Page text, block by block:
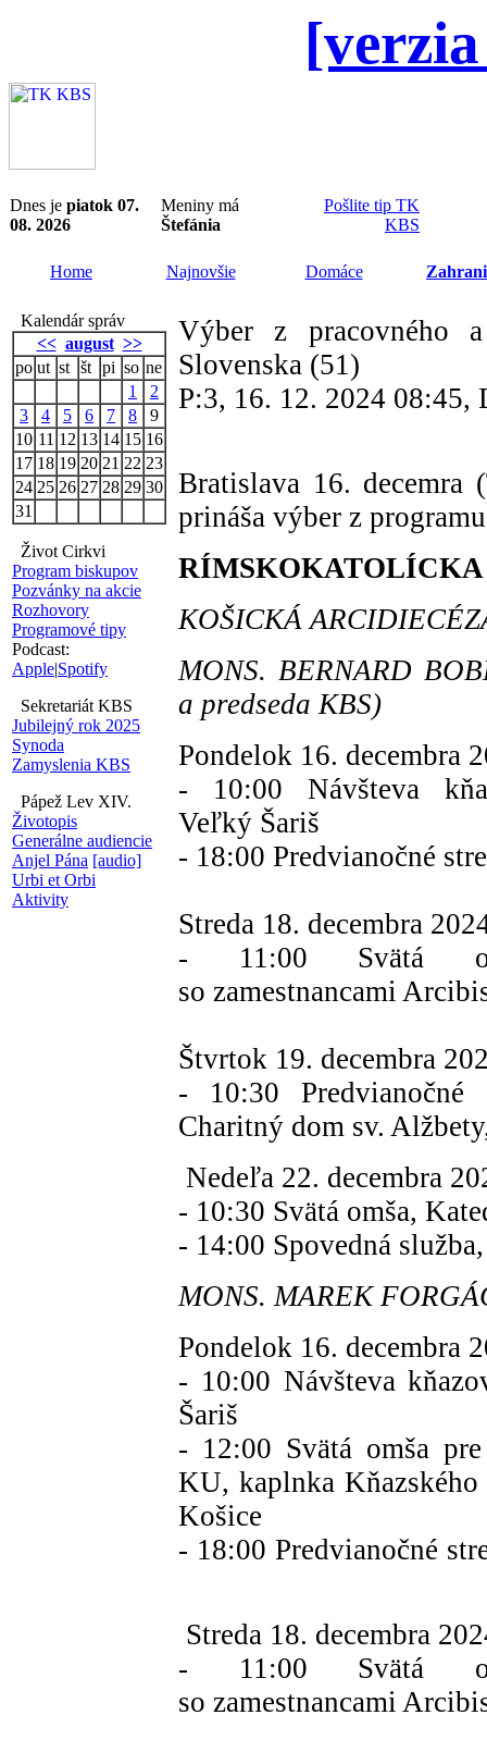
Dnes je piatok 07.
08. 2026
Meniny má
Štefánia
Pošlite tip TK
KBS
Home Najnovšie Domáce
Kalendár správ
<< august >>
po ut st št pi so ne
1
2
3
4 5 6 7 8
9
10 11 12 13 14 15 16
17 18 19 20 21 22 23
24 25 26 27 28 29 30
31
Život Cirkvi
Program biskupov
Pozvánky na akcie
Rozhovory
Programové tipy
Podcast:
Apple|Spotify
Sekretariát KBS
Jubilejný rok 2025
Synoda
Zamyslenia KBS
Pápež Lev XIV.
Životopis
Generálne audiencie
Anjel Pána [audio]
Urbi et Orbi
Aktivity
Výber z pracovného
Slovenska (51)
P:3, 16. 12. 2024 08:45,
Bratislava 16.
prináša výber z
RÍMSKOKATOLÍCKA
KOŠICKÁ
MONS. BERNARD
a predseda KBS)
Pondelok 16.
- 10:00 Návšteva
Veľký Šariš
- 18:00 Predvianočné
Streda 18. decembra
- 11:00 Svätá
so zamestnancami
Štvrtok 19. decembra
- 10:30
Charitný dom sv.
Nedeľa 22.
- 10:30 Svätá omša,
- 14:00 Spovedná
MONS. MAREK
Pondelok 16. decembra
- 10:00 Návšteva
Šariš
- 12:00 Svätá omša
KU, kaplnka Kňazského
Košice
- 18:00 Predvianočné
Streda 18. decembra
- 11:00 Svätá
so zamestnancami